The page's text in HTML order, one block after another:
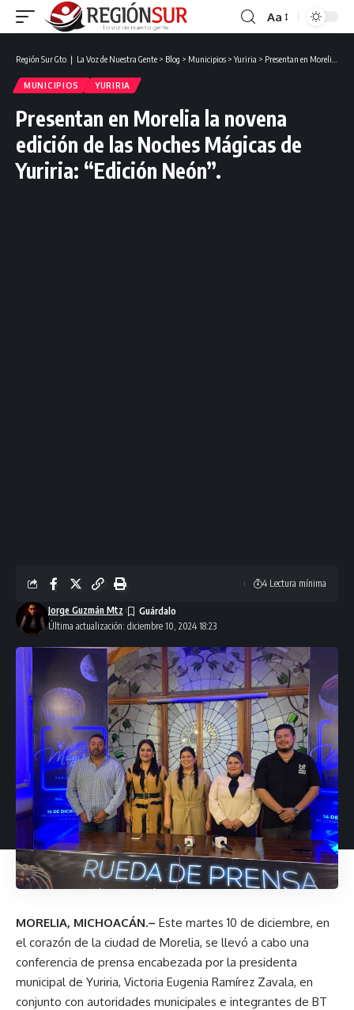
Aa
Región Sur Gto ❘ La Voz de Nuestra Gente > Blog > Municipios >Yuriria > Presentan en Morelia la novena edición de las Noches Mágicas de Yuriria: “Edición Neón”.
MUNICIPIOS YURIRIA
Presentan en Morelia la novena
edición de las Noches Mágicas de
Yuriria: “Edición Neón”.
Última actualización: diciembre 10, 2024 18:23
Jorge Guzmán Mtz
4 Lectura mínima
MORELIA, MICHOACÁN.– Este martes 10 de diciembre, en
el corazón de la ciudad de Morelia, se llevó a cabo una
conferencia de prensa encabezada por la presidenta
municipal de Yuriria, Victoria Eugenia Ramírez Zavala, en
conjunto con autoridades municipales e integrantes de BT